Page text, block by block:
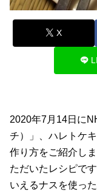
X
2020年7月14日に
チ）」、ハレトケ
作り方をご紹介し
ただいたレシピで
いえるナスを使っ